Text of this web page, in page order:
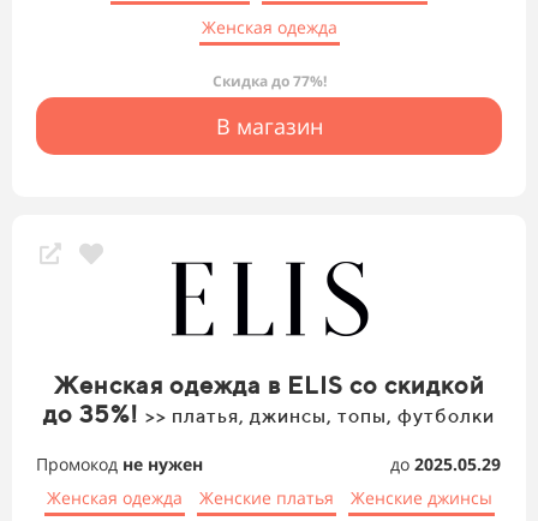
Женская одежда
Скидка до 77%!
В магазин
Женская одежда в ELIS со скидкой
до 35%! >> платья, джинсы, топы, футболки
Промокод не нужен до 2025.05.29
Женская одежда
Женские платья Женские джинсы